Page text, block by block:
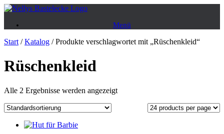
Zum
springen
Menü
Start /Katalog / Produkte verschlagwortet mit „Rüschenkleid“
Rüschenkleid
Alle 2 Ergebnisse werden angezeigt